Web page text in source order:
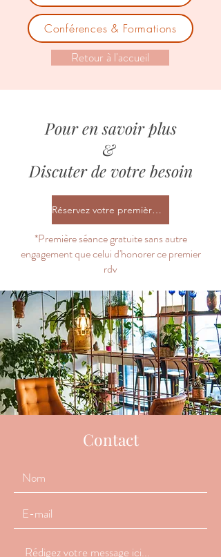
Conférences & Formations
Retour à l'accueil
Pour en savoir plus
&
Discuter de votre besoin
Réservez votre première séance*
*Première séance gratuite sans autre
engagement que celui d'honorer ce premier
rdv
Contact